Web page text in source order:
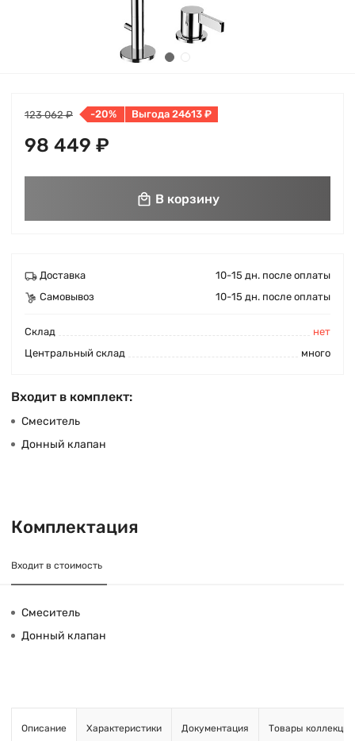
123 062 ₽ -20% Выгода 24613 ₽
98 449 ₽
В корзину
Доставка
10-15 дн. после оплаты
Самовывоз
10-15 дн. после оплаты
Cклад
нет
Центральный склад
много
Входит в комплект:
Смеситель
Донный клапан
Комплектация
Входит в стоимость
Смеситель
Донный клапан
Описание Характеристики Документация Товары коллекции